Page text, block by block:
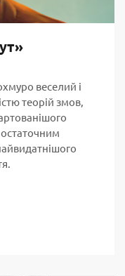
веселий і
теорій змов,